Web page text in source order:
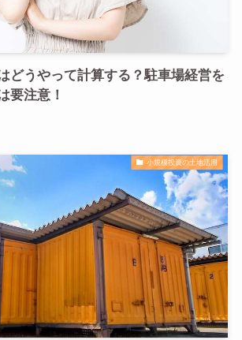
どうやって計算する？駐車場経営を
要注意！
小規模投資の土地活用